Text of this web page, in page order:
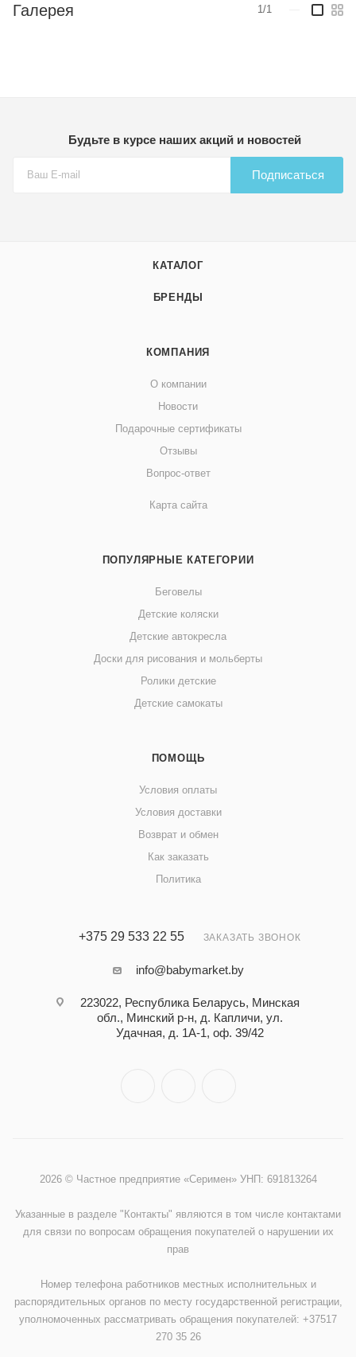
Галерея 1/1
Будьте в курсе наших акций и новостей
Подписаться
КАТАЛОГ
БРЕНДЫ
КОМПАНИЯ
О компании
Новости
Подарочные сертификаты
Отзывы
Вопрос-ответ
Карта сайта
ПОПУЛЯРНЫЕ КАТЕГОРИИ
Беговелы
Детские коляски
Детские автокресла
Доски для рисования и мольберты
Ролики детские
Детские самокаты
ПОМОЩЬ
Условия оплаты
Условия доставки
Возврат и обмен
Как заказать
Политика
+375 29 533 22 55 ЗАКАЗАТЬ ЗВОНОК
info@babymarket.by
223022, Республика Беларусь, Минская
обл., Минский р-н, д. Капличи, ул.
Удачная, д. 1А-1, оф. 39/42
2026 © Частное предприятие «Серимен» УНП: 691813264
Указанные в разделе "Контакты" являются в том числе контактами
для связи по вопросам обращения покупателей о нарушении их
прав
Номер телефона работников местных исполнительных и
распорядительных органов по месту государственной регистрации,
уполномоченных рассматривать обращения покупателей: +37517
270 35 26